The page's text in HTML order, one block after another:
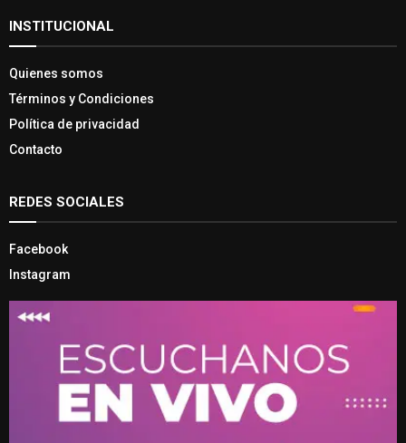
INSTITUCIONAL
Quienes somos
Términos y Condiciones
Política de privacidad
Contacto
REDES SOCIALES
Facebook
Instagram